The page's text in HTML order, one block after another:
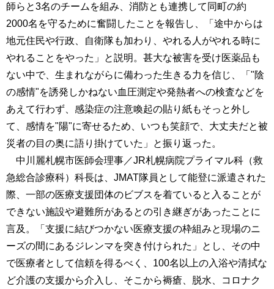
師らと3名のチームを組み、消防とも連携して同町の約
2000名を守るために奮闘したことを報告し、「途中からは
地元住民や行政、自衛隊も加わり、やれる人がやれる時に
やれることをやった」と説明。甚大な被害を受け医薬品も
ない中で、生まれながらに備わった生きる力を信じ、「"陰
の感情"を誘発しかねない血圧測定や発熱者への検査などを
あえて行わず、感染症の注意喚起の貼り紙もそっと外し
て、感情を"陽"に寄せるため、いつも笑顔で、大丈夫だと被
災者の目の奥に語り掛けていた」と振り返った。
中川麗札幌市医師会理事／JR札幌病院プライマル科（救
急総合診療科）科長は、JMAT隊員として能登に派遣された
際、一部の医療支援団体のビブスを着ていると入ることが
できない施設や避難所があるとの引き継ぎがあったことに
言及。「支援に結びつかない医療支援の枠組みと現場のニ
ーズの間にあるジレンマを突き付けられた」とし、その中
で医療者として信頼を得るべく、100名以上の入浴や清拭な
ど介護の支援から介入し、そこから褥瘡、脱水、コロナク